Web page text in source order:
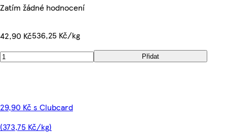
Zatím žádné hodnocení
42,90 Kč536,25 Kč/kg
Přidat
29,90 Kč s Clubcard
(373,75 Kč/kg)